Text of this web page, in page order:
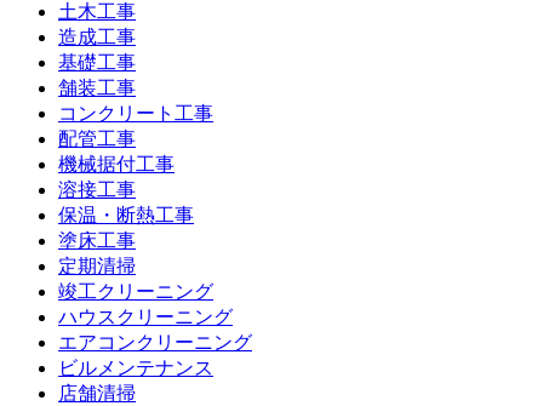
土木工事
造成工事
基礎工事
舗装工事
コンクリート工事
配管工事
機械据付工事
溶接工事
保温・断熱工事
塗床工事
定期清掃
竣工クリーニング
ハウスクリーニング
エアコンクリーニング
ビルメンテナンス
店舗清掃